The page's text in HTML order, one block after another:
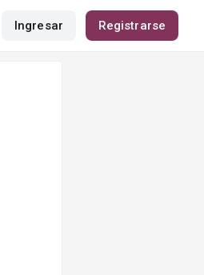
Ingresar Registrarse